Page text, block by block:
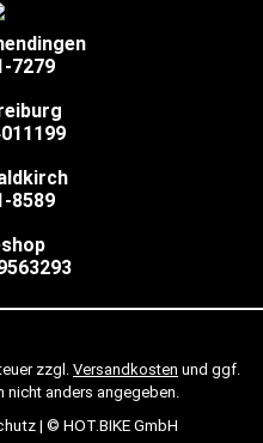
7279
8589
zzgl.Versandkosten und ggf.
nicht anders angegeben.
| © HOT.BIKE GmbH